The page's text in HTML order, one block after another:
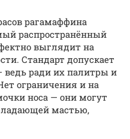
рагамаффина
распространённый
выглядит на
Стандарт допускает
ради их палитры и
ограничения и на
носа — они могут
мастью,